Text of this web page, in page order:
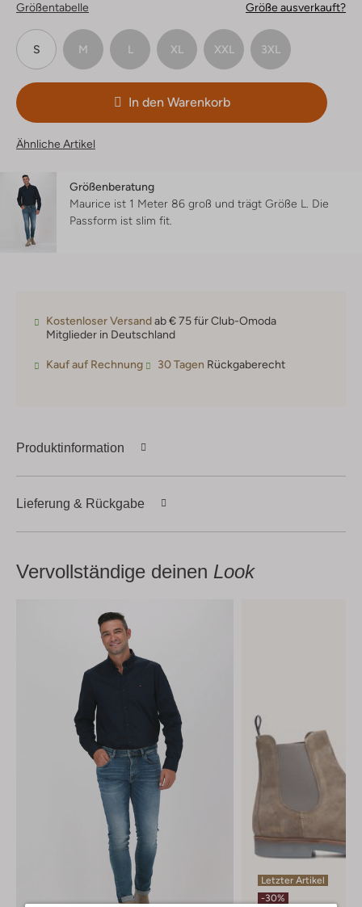
Größentabelle Größe ausverkauft?
S M L XL XXL 3XL
In den Warenkorb
Ähnliche Artikel
Größenberatung
Maurice ist 1 Meter 86 groß und trägt Größe L. Die
Passform ist slim fit
Kostenloser Versandab € 75 für Club-Omoda
Mitglieder in Deutschland
Kauf auf Rechnung 30 Tagen Rückgaberecht
Produktinformation
Lieferung & Rückgabe
Vervollständige deinen Look
Letzter Artikel
-30%